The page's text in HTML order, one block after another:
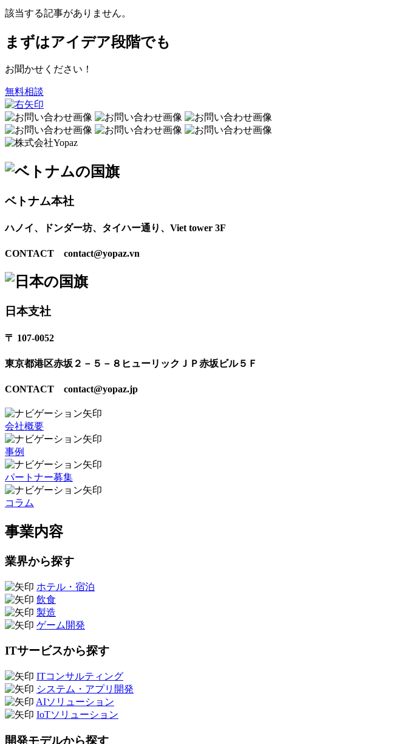
該当する記事がありません。
まずはアイデア段階でも
お聞かせください！
無料相談
ベトナム本社
ハノイ、ドンダー坊、タイハー通り、Viet tower 3F
CONTACT contact@yopaz.vn
日本支社
〒 107-0052
東京都港区赤坂２－５－８ヒューリックＪＰ赤坂ビル５Ｆ
CONTACT contact@yopaz.jp
会社概要
事例
パートナー募集
コラム
事業内容
業界から探す
ホテル・宿泊
飲食
製造
ゲーム開発
ITサービスから探す
ITコンサルティング
システム・アプリ開発
AIソリューション
IoTソリューション
開発モデルから探す